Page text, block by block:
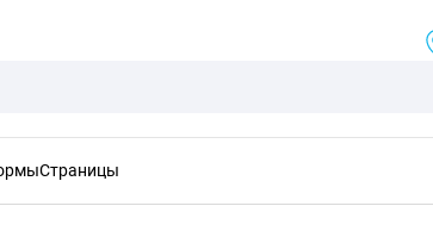
Страницы